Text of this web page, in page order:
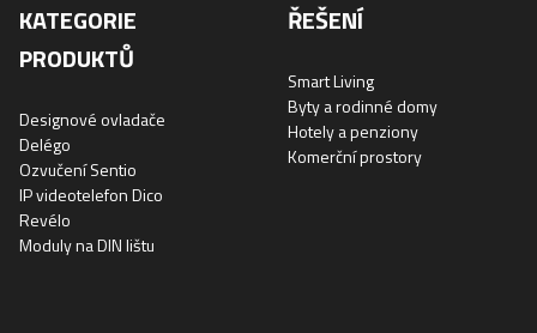
KATEGORIE
PRODUKTŮ
Designové ovladače
Delégo
Ozvučení Sentio
IP videotelefon Dico
Revélo
Moduly na DIN lištu
ŘEŠENÍ
Smart Living
Byty a rodinné domy
Hotely a penziony
Komerční prostory